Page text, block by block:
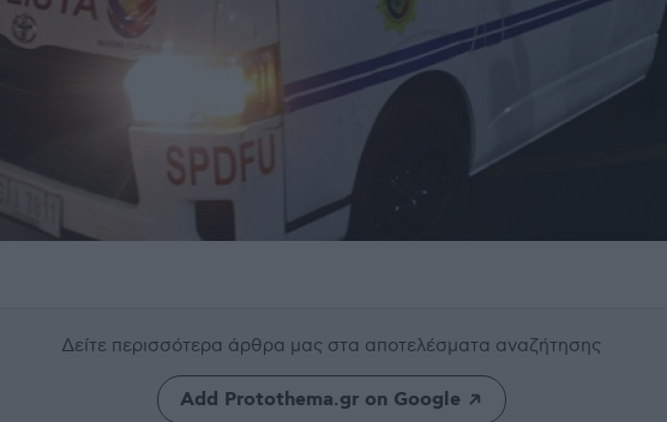
Δείτε περισσότερα άρθρα μας στα αποτελέσματα αναζήτησης
Add Protothema.gr on Google